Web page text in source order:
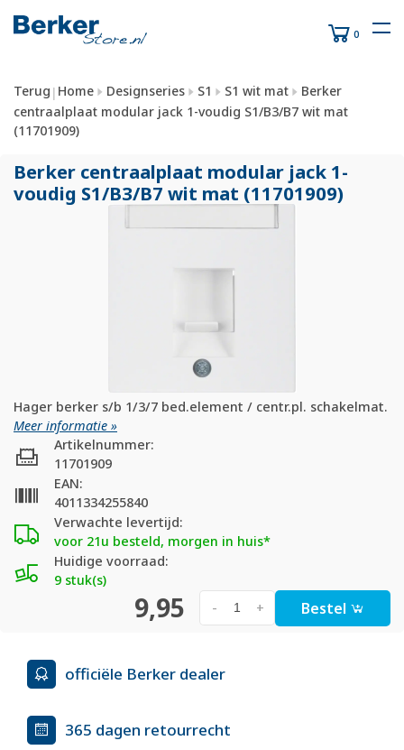
0
Terug | Home Designseries S1 S1 wit mat
Berker
centraalplaat modular jack 1-voudig S1/B3/B7 wit mat
(11701909)
Berker centraalplaat modular jack 1-
voudig S1/B3/B7 wit mat (11701909)
Hager berker s/b 1/3/7 bed.element / centr.pl. schakelmat.
Meer informatie »
Verwachte levertijd:
voor 21u besteld, morgen in huis*
Huidige voorraad:
9 stuk(s)
Artikelnummer:
11701909
EAN:
4011334255840
9,95 +
- Bestel
officiële Berker dealer
365 dagen retourrecht